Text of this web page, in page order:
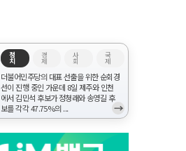
정
치
경
제
사
회
국
제
더불어민주당의 대표 선출을 위한 순회경
선이 진행 중인 가운데 8일 제주와 인천
에서 김민석 후보가 정청래와 송영길 후
보를 각각 47.75%의 ...
→